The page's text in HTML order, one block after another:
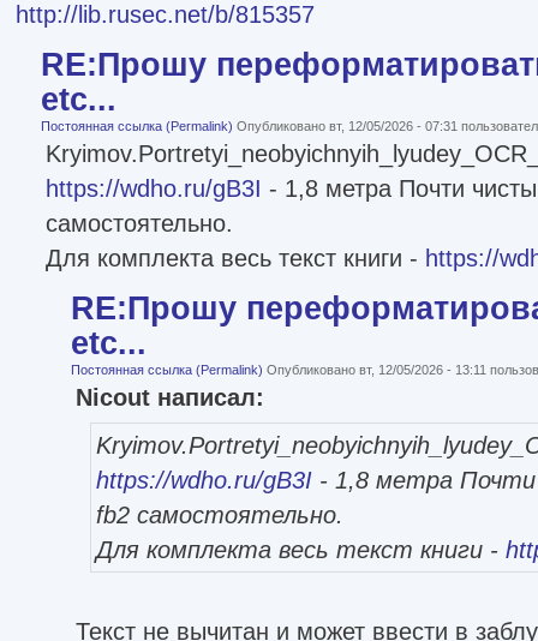
http://lib.rusec.net/b/815357
RE:Прошу
etc...
Постоянная ссылка (Permalink) Опубликовано вт, 12/05/2026 - 07:31
https://wdho.ru/gB3I - 1,8 метра Почти
самостоятельно.
Для комплекта весь текст книги - https://
RE:Прошу
etc...
Постоянная ссылка (Permalink) Опубликовано вт, 12/05/2026 - 13:11
Nicout написал:
https://wdho.ru/gB3I- 1,8 метра
fb2 самостоятельно.
Для комплекта весь текст книги -
Текст не вычитан и может ввести в